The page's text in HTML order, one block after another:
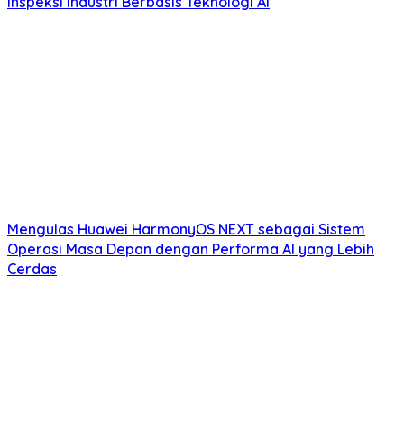
Mengulas Huawei HarmonyOS NEXT sebagai Sistem
Operasi Masa Depan dengan Performa AI yang Lebih
Cerdas